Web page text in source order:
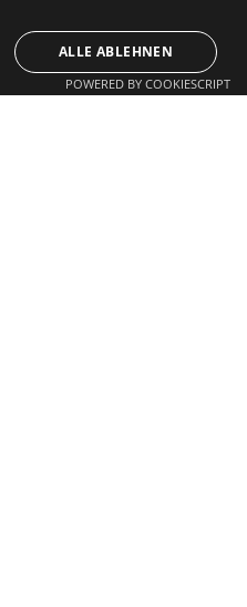
T U
ALLE ABLEHNEN
POWERED BY COOKIESCRIPT